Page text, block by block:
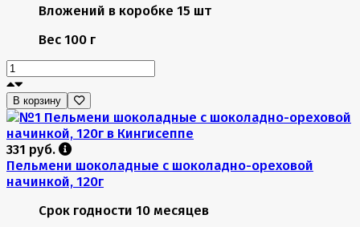
Вложений в коробке 15 шт
Вес 100 г
В корзину
331 руб.
Пельмени шоколадные с шоколадно-ореховой
начинкой, 120г
Срок годности 10 месяцев